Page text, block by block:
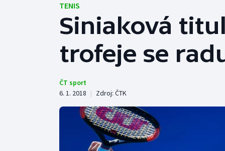
Hokej
Tenis
Cyklistika
Baseball a softbal
Basketbal
Boby a skeleton
Box
TENIS
Siniaková
trofeje se
ČT sport
6. 1. 2018 | Zdroj: ČTK